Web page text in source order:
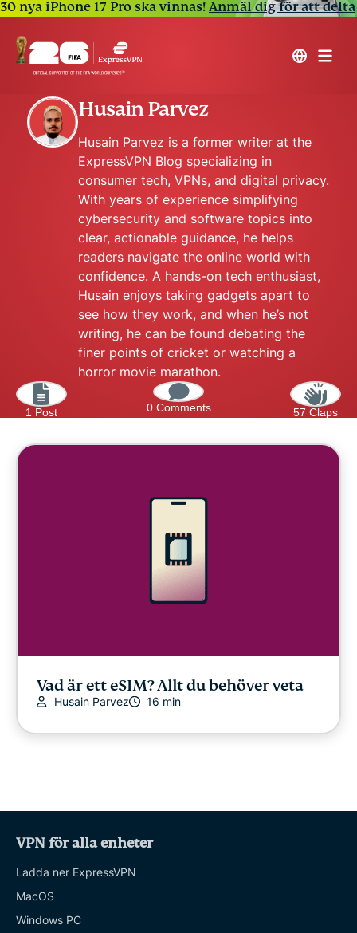
30 nya iPhone 17 Pro ska vinnas!Anmäl dig för att delta
Husain Parvez
Husain Parvez is a former writer at the
ExpressVPN Blog specializing in
consumer tech, VPNs, and digital privacy.
With years of experience simplifying
cybersecurity and software topics into
clear, actionable guidance, he helps
readers navigate the online world with
confidence. A hands-on tech enthusiast,
Husain enjoys taking gadgets apart to
see how they work, and when he’s not
writing, he can be found debating the
finer points of cricket or watching a
horror movie marathon.
1 Post 0 Comments 57 Claps
Vad är ett eSIM? Allt du behöver veta
Husain Parvez 16 min
VPN för alla enheter
Ladda ner ExpressVPN
MacOS
Windows PC